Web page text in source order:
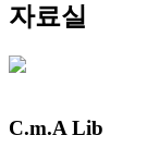
자료실
C.m.A Lib